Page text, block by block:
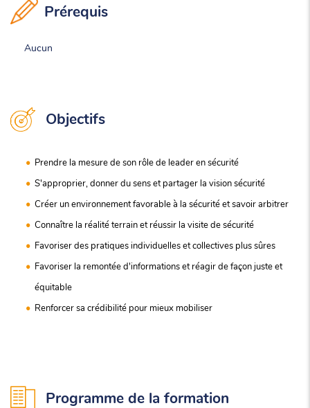
Prérequis
Aucun
Objectifs
Prendre la mesure de son rôle de leader en sécurité
S'approprier, donner du sens et partager la vision sécurité
Créer un environnement favorable à la sécurité et savoir arbitrer
Connaître la réalité terrain et réussir la visite de sécurité
Favoriser des pratiques individuelles et collectives plus sûres
Favoriser la remontée d'informations et réagir de façon juste et
équitable
Renforcer sa crédibilité pour mieux mobiliser
Programme de la formation